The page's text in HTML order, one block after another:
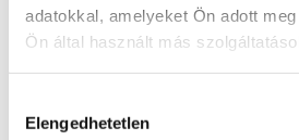
adatokkal, amelyeket Ön adott
Ön által használt más
kiválasztása
Elengedhetetlen
66 590